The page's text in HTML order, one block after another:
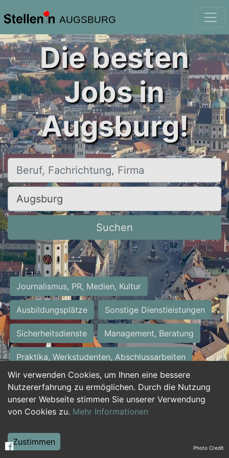
AUGSBURG
Wir verwenden Cookies, um Ihnen eine bessere
Nutzererfahrung zu ermöglichen. Durch die Nutzung
unserer Webseite stimmen Sie unserer Verwendung
von Cookies zu. Mehr Informationen
Zustimmen
Die besten
Jobs in
Augsburg!
Beruf, Fachrichtung, Firma
Ort, Stadt
Suchen
Journalismus, PR, Medien, Kultur
Ausbildungsplätze Sonstige Dienstleistungen
Sicherheitsdienste Management, Beratung
Praktika, Werkstudenten, Abschlussarbeiten
Personalwesen Assistenz, Sekretariat
Hilfskräfte, Aushilfs- und Nebenjobs
Weiterbildung, Studium, duale Ausbildung Photo Credit